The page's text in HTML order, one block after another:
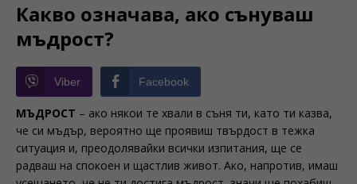
Какво означава, ако сънуваш
мъдрост?
Viber Facebook
МЪДРОСТ – ако някои те хвали в съня ти, като ти казва,
че си мъдър, вероятно ще проявиш твърдост в тежка
ситуация и, преодолявайки всички изпитания, ще се
радваш на спокоен и щастлив живот. Ако, напротив, имаш